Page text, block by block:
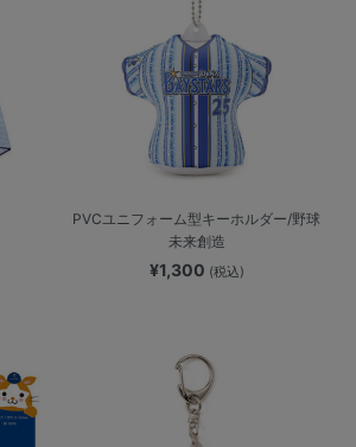
PVCユニフォーム型キーホルダー/野球
未来創造
¥1,300 (税込)